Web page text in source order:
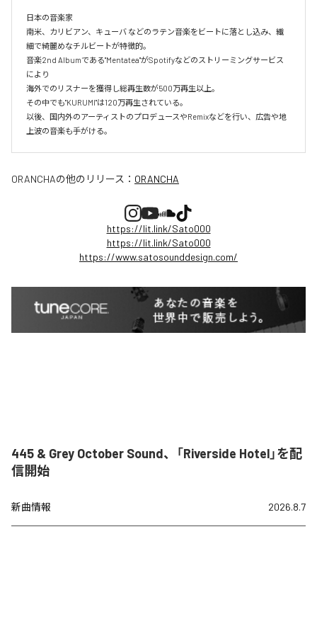
日本の音楽家
南米、カリビアン、キューバ などのラテン音楽をビートに落とし込み、繊
細で綺麗めなチルビートが特徴的。
音楽2nd Albumである"Mentatea"がSpotifyなどのストリーミングサービス
により
海外でのリスナーを獲得し総再生数が500万再生以上。
その中でも"KURUMI"は120万再生されている。
以後、国内外のアーティストのプロデュースやRemixなどを行い、広告や地
上波の音楽も手がける。
ORANCHAの他のリリース： ORANCHA
https://lit.link/Sato000
https://lit.link/Sato000
https://www.satosounddesign.com/
445 & Grey October Sound、「Riverside Hotel」を配
信開始
新曲情報 2026.8.7